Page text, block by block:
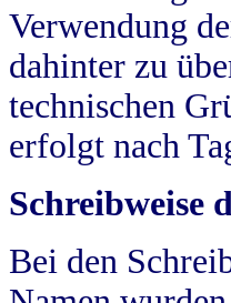
Verwendung
dahinter zu
technischen
erfolgt nach
Schreibweise
Bei den